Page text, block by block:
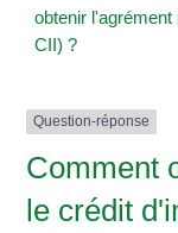
obtenir
CII) ?
Question-réponse
Comment
le crédit